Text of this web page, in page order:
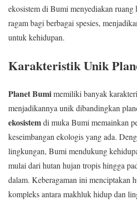
ekosistem di Bumi menyediakan ruang
ragam bagi berbagai spesies,
untuk kehidupan.
Karakteristik Unik
Planet Bumimemiliki banyak
menjadikannya unik dibandingkan
ekosistemdi muka Bumi memainkan
keseimbangan ekologis yang ada.
lingkungan, Bumi mendukung
mulai dari hutan hujan tropis hingga
dalam. Keberagaman ini menciptakan
kompleks antara makhluk hidup dan